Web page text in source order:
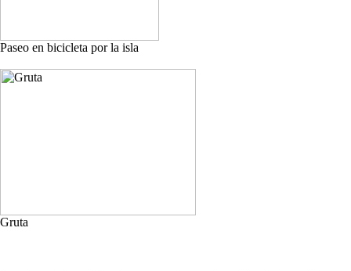
Paseo en bicicleta por la isla
Gruta